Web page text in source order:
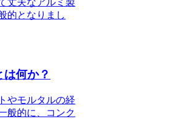
丈夫なアルミ製
的となりまし
何か？
やモルタルの経
般的に、コンク